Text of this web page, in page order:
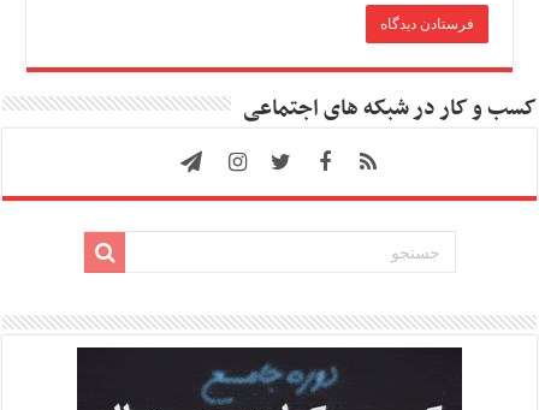
کسب و کار در شبکه های اجتماعی